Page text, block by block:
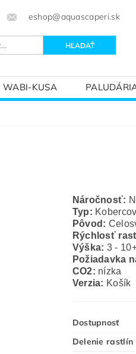
eshop@aquascaperi.sk
WABI-KUSA
Náročnosť:
Typ:
Pôvod :
Rýchlosť
Výška: 3 -
Požiadavka
CO2: nízka
Verzia: Košík
Dostupnosť
Delenie rastlín